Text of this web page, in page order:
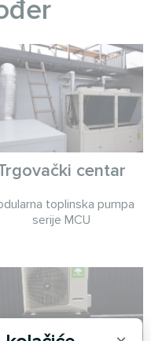
centar
toplinska pumpa
serije MCU